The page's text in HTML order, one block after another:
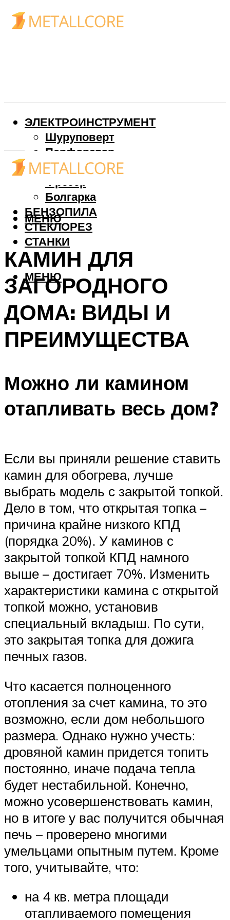
ЭЛЕКТРОИНСТРУМЕНТ
Шуруповерт
Перфоратор
Дрель
Фрезер
Болгарка
БЕНЗОПИЛА
СТЕКЛОРЕЗ
СТАНКИ
МЕНЮ
МЕНЮ
КАМИН ДЛЯ
ЗАГОРОДНОГО
ДОМА: ВИДЫ И
ПРЕИМУЩЕСТВА
Можно ли камином
отапливать весь дом?
Если вы приняли решение ставить
камин для обогрева, лучше
выбрать модель с закрытой топкой.
Дело в том, что открытая топка –
причина крайне низкого КПД
(порядка 20%). У каминов с
закрытой топкой КПД намного
выше – достигает 70%. Изменить
характеристики камина с открытой
топкой можно, установив
специальный вкладыш. По сути,
это закрытая топка для дожига
печных газов.
Что касается полноценного
отопления за счет камина, то это
возможно, если дом небольшого
размера. Однако нужно учесть:
дровяной камин придется топить
постоянно, иначе подача тепла
будет нестабильной. Конечно,
можно усовершенствовать камин,
но в итоге у вас получится обычная
печь – проверено многими
умельцами опытным путем. Кроме
того, учитывайте, что:
на 4 кв. метра площади
отапливаемого помещения